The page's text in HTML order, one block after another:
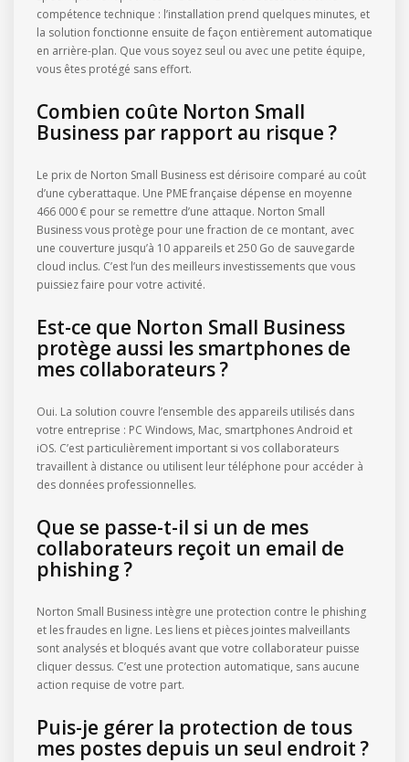
compétence technique : l’installation prend quelques minutes, et
la solution fonctionne ensuite de façon entièrement automatique
en arrière-plan. Que vous soyez seul ou avec une petite équipe,
vous êtes protégé sans effort.
Combien coûte Norton Small
Business par rapport au risque ?
Le prix de Norton Small Business est dérisoire comparé au coût
d’une cyberattaque. Une PME française dépense en moyenne
466 000 € pour se remettre d’une attaque. Norton Small
Business vous protège pour une fraction de ce montant, avec
une couverture jusqu’à 10 appareils et 250 Go de sauvegarde
cloud inclus. C’est l’un des meilleurs investissements que vous
puissiez faire pour votre activité.
Est-ce que Norton Small Business
protège aussi les smartphones de
mes collaborateurs ?
Oui. La solution couvre l’ensemble des appareils utilisés dans
votre entreprise : PC Windows, Mac, smartphones Android et
iOS. C’est particulièrement important si vos collaborateurs
travaillent à distance ou utilisent leur téléphone pour accéder à
des données professionnelles.
Que se passe-t-il si un de mes
collaborateurs reçoit un email de
phishing ?
Norton Small Business intègre une protection contre le phishing
et les fraudes en ligne. Les liens et pièces jointes malveillants
sont analysés et bloqués avant que votre collaborateur puisse
cliquer dessus. C’est une protection automatique, sans aucune
action requise de votre part.
Puis-je gérer la protection de tous
mes postes depuis un seul endroit ?